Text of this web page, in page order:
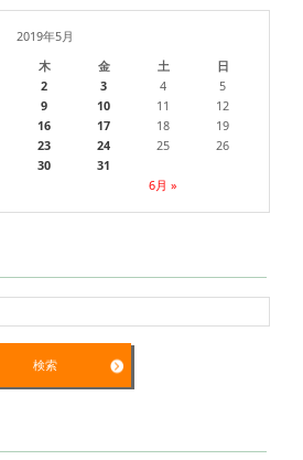
2019年5月
木 金 土 日
6月 »
2 3 4
5
9 10 11
12
16 17 18
19
23 24 25
26
30 31